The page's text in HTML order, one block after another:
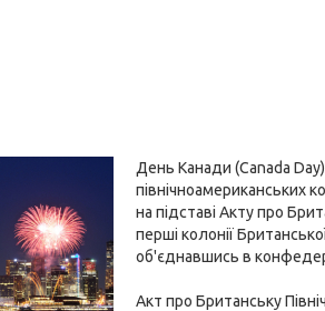
День Канади (Canada
північноамериканських
на підставі Акту про
перші колонії
об'єднавшись в
Акт про Британську